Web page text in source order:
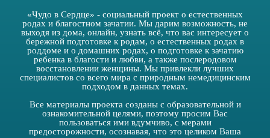
«Чудо в Сердце» - социальный проект о естественных
родах и благостном зачатии. Мы дарим возможность, не
выходя из дома, онлайн, узнать всё, что вас интересует о
бережной подготовке к родам, о естественных родах в
роддоме и о домашних родах, о подготовке к зачатию
ребенка в благости и любви, а также послеродовом
восстановлении женщины. Мы привлекли лучших
специалистов со всего мира с природным немедицинским
подходом в данных темах.
Все материалы проекта созданы с образовательной и
ознакомительной целями, поэтому просим Вас
пользоваться ими вдумчиво, с мерами
предосторожности, осознавая, что это целиком Ваша